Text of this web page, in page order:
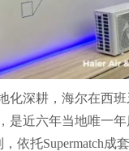
化深耕，海尔在西
是近六年当地唯一
依托Supermatch成